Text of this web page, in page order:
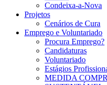
Condeixa-a-Nova
Projetos
Cenários de Cura
Emprego e Voluntariado
Procura Emprego?
Candidaturas
Voluntariado
Estágios
MEDIDA